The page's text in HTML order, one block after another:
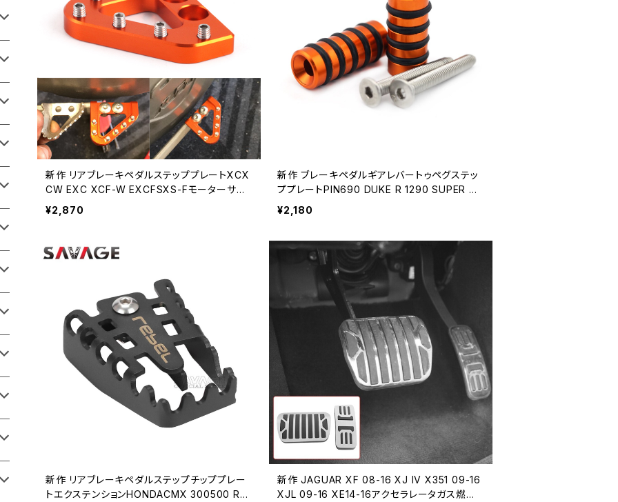
新作 リアブレーキペダルステッププレートXCX
CW EXC XCF-W EXCFSXS-Fモーターサイ
クルアクセサリー バイク用品60936592283
¥2,870
新作 ブレーキペダルギアレバートゥペグステッ
ププレートPIN690 DUKE R 1290 SUPER DU
KE GT / R 1190 RC8 / Rモーターサイクルア
クセサリー バイク用品21694891600
¥2,180
新作 リアブレーキペダルステップチッププレー
トエクステンションHONDACMX 300500 RE
新作 JAGUAR XF 08-16 XJ IV X351 09-16
XJL 09-16 XE14-16アクセラレータガス燃料